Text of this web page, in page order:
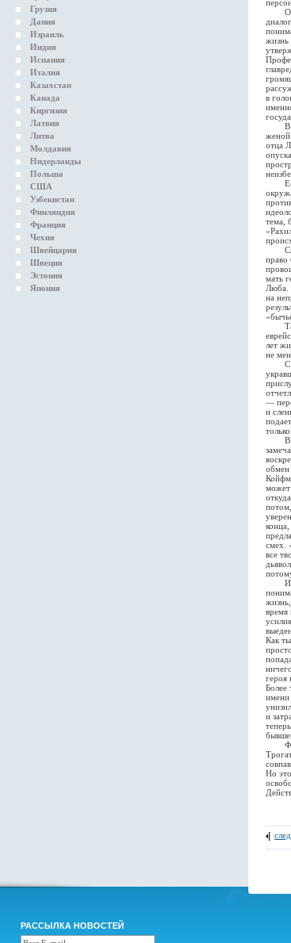
Грузия
Дания
Израиль
Индия
Испания
Италия
Казахстан
Канада
Киргизия
Латвия
Литва
Молдавия
Нидерланды
Польша
США
Узбекистан
Финляндия
Франция
Чехия
Швейцария
Швеция
Эстония
Япония
Он
жизнь
в
В
женой
отца
Если
тема,
Сын
право
мать
Люба.
на
лет
не
С
—
и
В
обмен
может
смех.
все
время
Как
героя
Более
имени
и
Но
РАССЫЛКА НОВОСТЕЙ